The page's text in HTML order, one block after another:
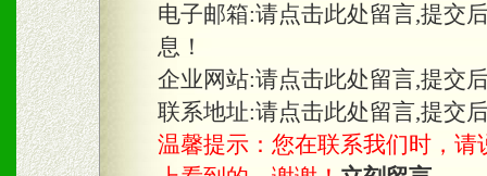
2、不定期在各大知名网站
知名度和影响力。
3、根据地方实际情况提供
具。
电子邮箱:请点击此处留言,提交
息！
企业网站:请点击此处留言,提交
联系地址:请点击此处留言,提交
温馨提示：您在联系我们时，请